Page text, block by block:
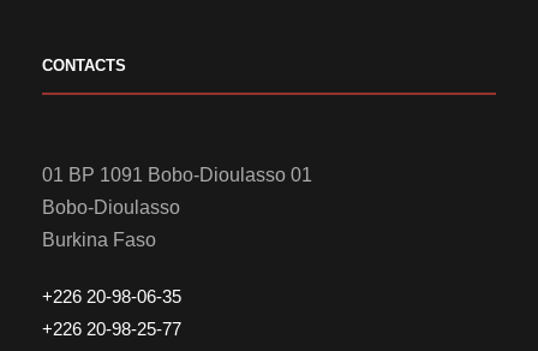
CONTACTS
01 BP 1091 Bobo-Dioulasso 01
Bobo-Dioulasso
Burkina Faso
+226 20-98-06-35
+226 20-98-25-77